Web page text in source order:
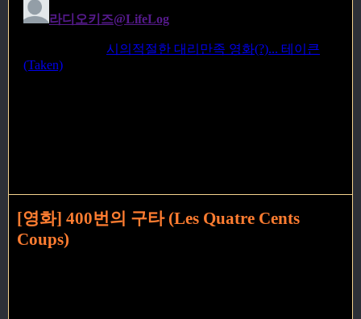
[영화] 400번의 구타 (Les Quatre Cents
Coups)